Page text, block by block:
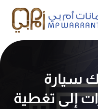
سيارة
إلى تغطية